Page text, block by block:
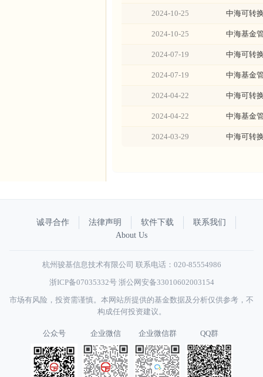
2024-10-25 中海可转
2024-10-25 中海基金
2024-07-19 中海可转
2024-07-19 中海基金
2024-04-22 中海可转
2024-04-22 中海基金
2024-03-29 中海可转
诚寻合作 法律声明 软件下载
联系我们
About Us
杭州骏基信息技术有限公司 联系电话：020-85554986
浙ICP备07035332号 浙公网安备33010602003154
市场有风险，投资需谨慎。本网站所提供的基金数据及分析仅供参考，不
构成任何投资建议。
公众号 企业微信 企业微信群 QQ群